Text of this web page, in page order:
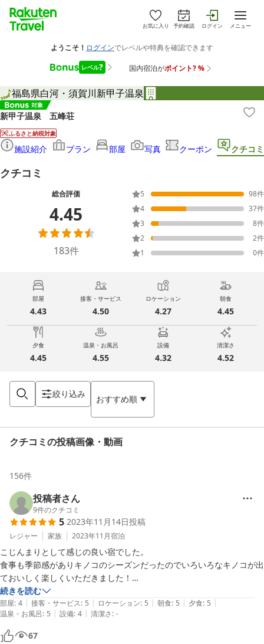
お気に入り 予約確認 ログイン メニュー
福島県白河・須賀川新甲子温泉
新甲子温泉 五峰荘
ふるさと納税対象
施設紹介 プラン 部屋 写真 クーポン クチコミ
クチコミ
総合評価
4.45
183件
5 98件
4
37件
3
8件
2
2件
1
0件
部屋
4.43
接客・サービス
4.50
ロケーション
4.27
朝食
4.45
夕食
4.45
温泉・お風呂
4.55
設備
4.32
清潔さ
4.52
絞り込み おすすめ順
クチコミの投稿画像・動画
156件
投稿者さん
9件のクチコミ
5 2023年11月14日投稿
レジャー 家族 2023年11月宿泊
こじんまりとして感じの良い宿でした。
食事も季節感がありキノコのシーズンだったのでいろいろなキノコが出
ておいしく楽しくいただきました！
源泉かけ流しのお風呂も広々としてゆっくりできました。
続きを読む
部屋: 4 | 接客・サービス: 5 | ロケーション: 5 | 朝食: 5 | 夕食: 5 |
温泉・お風呂: 5 | 設備: 4 | 清潔さ: -
67